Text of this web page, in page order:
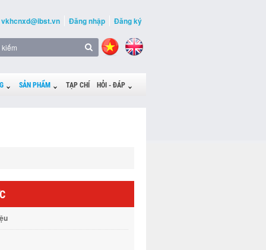
vkhcnxd@ibst.vn Đăng nhập Đăng ký
SẢN PHẨM TẠP CHÍ HỎI - ĐÁP